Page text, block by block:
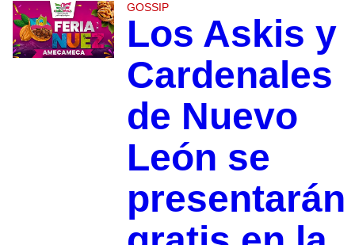
GOSSIP
Los Askis y
Cardenales
de Nuevo
León se
presentarán